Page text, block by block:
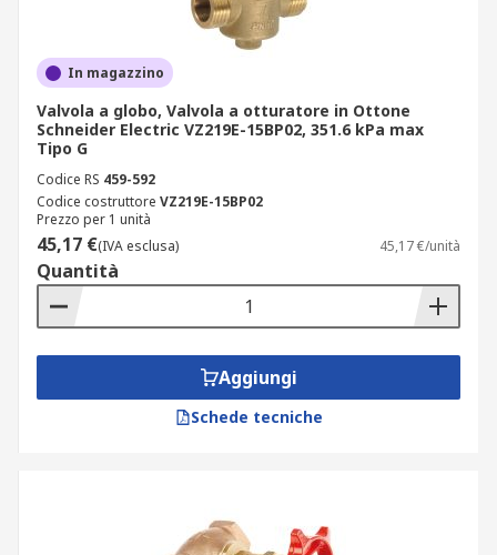
In magazzino
Valvola a globo, Valvola a otturatore in Ottone
Schneider Electric VZ219E-15BP02, 351.6 kPa max
Tipo G
Codice RS 459-592
Codice costruttore VZ219E-15BP02
Prezzo per 1 unità
45,17 €(IVA esclusa) 45,17 €/unità
Quantità
Aggiungi
Schede tecniche